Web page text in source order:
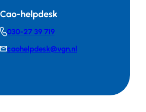
Cao-helpdesk
Telephonenumber
030-27 39 719
E-caohelpdesk@vgn.nl